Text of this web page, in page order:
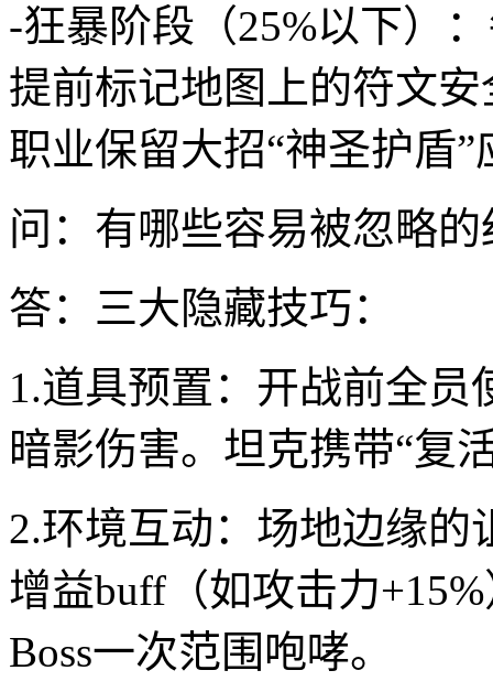
-狂暴阶段（25%以下）
提前标记地图上的符文
职业保留大招“神圣护盾
问：有哪些容易被忽略
答：三大隐藏技巧：
1.道具预置：开战前全员
暗影伤害。坦克携带“复
2.环境互动：场地边缘
增益buff（如攻击力
Boss一次范围咆哮。